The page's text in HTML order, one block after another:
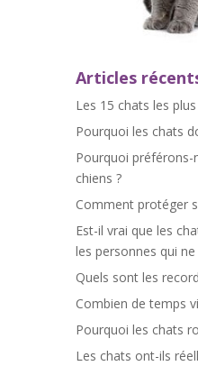
Articles
Les 15 chats les
Pourquoi les chats
Pourquoi préférons-
chiens ?
Comment protéger
Est-il vrai que les
les personnes qui
Quels sont les
Combien de temps
Pourquoi les chats
Les chats ont-ils